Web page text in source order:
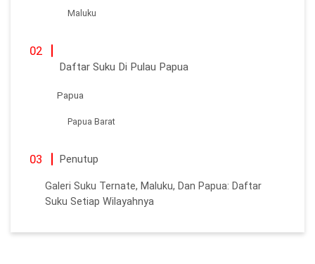
Maluku
Daftar Suku Di Pulau Papua
Papua
Papua Barat
Penutup
Galeri Suku Ternate, Maluku, Dan Papua: Daftar
Suku Setiap Wilayahnya